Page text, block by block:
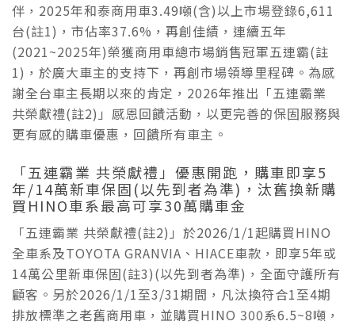
伴，2025年和泰商用車3.49噸(含)以上市場登錄6,611
台(註1)，市佔率37.6%，再創佳績，連續五年
(2021~2025年)榮獲商用車總市場銷售冠軍五連霸(註
1)，於廣大車主的支持下，再創市場領導里程碑。為感
謝全台車主長期以來的肯定，2026年推出「五連霸業
共榮獻禮(註2)」感恩回饋活動，以更完善的保固服務與
更有感的購車優惠，回饋所有車主。
「五連霸業 共榮獻禮」優惠開跑，購車即享5
年/14萬新車保固(以先到者為準)，汰舊換新購
買HINO車系最高可享30萬購車金
「五連霸業 共榮獻禮(註2)」於2026/1/1起購買HINO
全車系及TOYOTA GRANVIA、HIACE車款，即享5年或
14萬公里新車保固(註3)(以先到者為準)，全面守護所有
顧客。另於2026/1/1至3/31期間，凡汰換符合1至4期
排放標準之老舊商用車，並購買HINO 300系6.5~8噸，